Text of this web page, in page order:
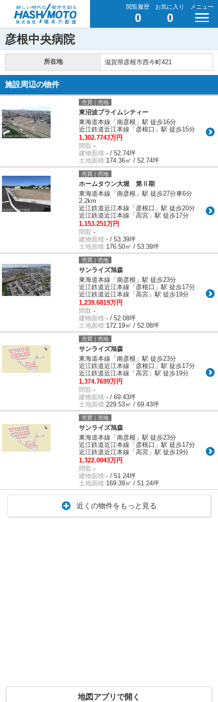
閲覧履歴
0
お気に入り
0
メニュー
彦根中央病院
所在地 滋賀県彦根市西今町421
施設周辺の物件
売買｜売地
東沼波プライムシティー
東海道本線「南彦根」駅 徒歩16分
近江鉄道近江本線「彦根口」駅 徒歩15分
1,302.7743万円
間取:-
建物面積:- / 52.74坪
土地面積:174.36㎡ / 52.74坪
売買｜売地
ホームタウン大堀 第Ⅱ期
東海道本線「南彦根」駅 徒歩27分車6分
2.2km
近江鉄道近江本線「彦根口」駅 徒歩20分
近江鉄道近江本線「高宮」駅 徒歩17分
1,153.251万円
間取:-
建物面積:- / 53.39坪
土地面積:176.50㎡ / 53.39坪
売買｜売地
サンライズ旭森
東海道本線「南彦根」駅 徒歩23分
近江鉄道近江本線「彦根口」駅 徒歩17分
近江鉄道近江本線「高宮」駅 徒歩19分
1,239.6819万円
間取:-
建物面積:- / 52.08坪
土地面積:172.19㎡ / 52.08坪
売買｜売地
サンライズ旭森
東海道本線「南彦根」駅 徒歩23分
近江鉄道近江本線「彦根口」駅 徒歩17分
近江鉄道近江本線「高宮」駅 徒歩19分
1,374.7699万円
間取:-
建物面積:- / 69.43坪
土地面積:229.53㎡ / 69.43坪
売買｜売地
サンライズ旭森
東海道本線「南彦根」駅 徒歩23分
近江鉄道近江本線「彦根口」駅 徒歩17分
近江鉄道近江本線「高宮」駅 徒歩19分
1,322.0043万円
間取:-
建物面積:- / 51.24坪
土地面積:169.39㎡ / 51.24坪
近くの物件をもっと見る
地図アプリで開く